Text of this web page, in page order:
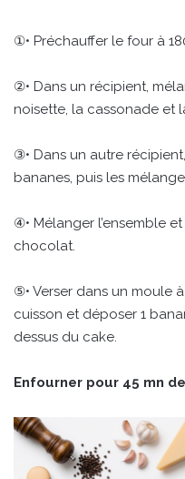
①• Préchauffer le four à
②• Dans un récipient,
noisette, la cassonade et
③• Dans un autre
bananes, puis les
④• Mélanger l’ensemble
chocolat.
⑤• Verser dans un moule
cuisson et déposer 1
dessus du cake.
Enfourner pour 45 mn